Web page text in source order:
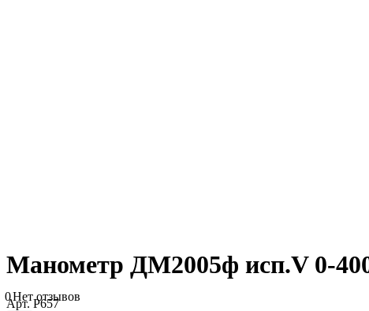
Манометр ДМ2005ф исп.V 0-
0Нет отзывов
Арт.P657